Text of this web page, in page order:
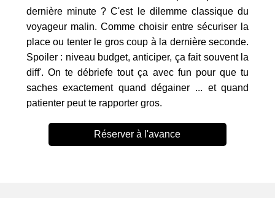
dernière minute ? C'est le dilemme classique du
voyageur malin. Comme choisir entre sécuriser la
place ou tenter le gros coup à la dernière seconde.
Spoiler : niveau budget, anticiper, ça fait souvent la
diff'. On te débriefe tout ça avec fun pour que tu
saches exactement quand dégainer ... et quand
patienter peut te rapporter gros.
Réserver à l'avance